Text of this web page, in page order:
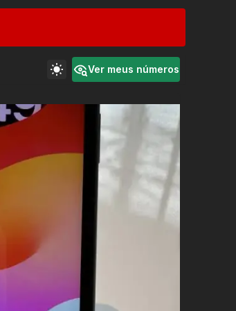
Ver meus números